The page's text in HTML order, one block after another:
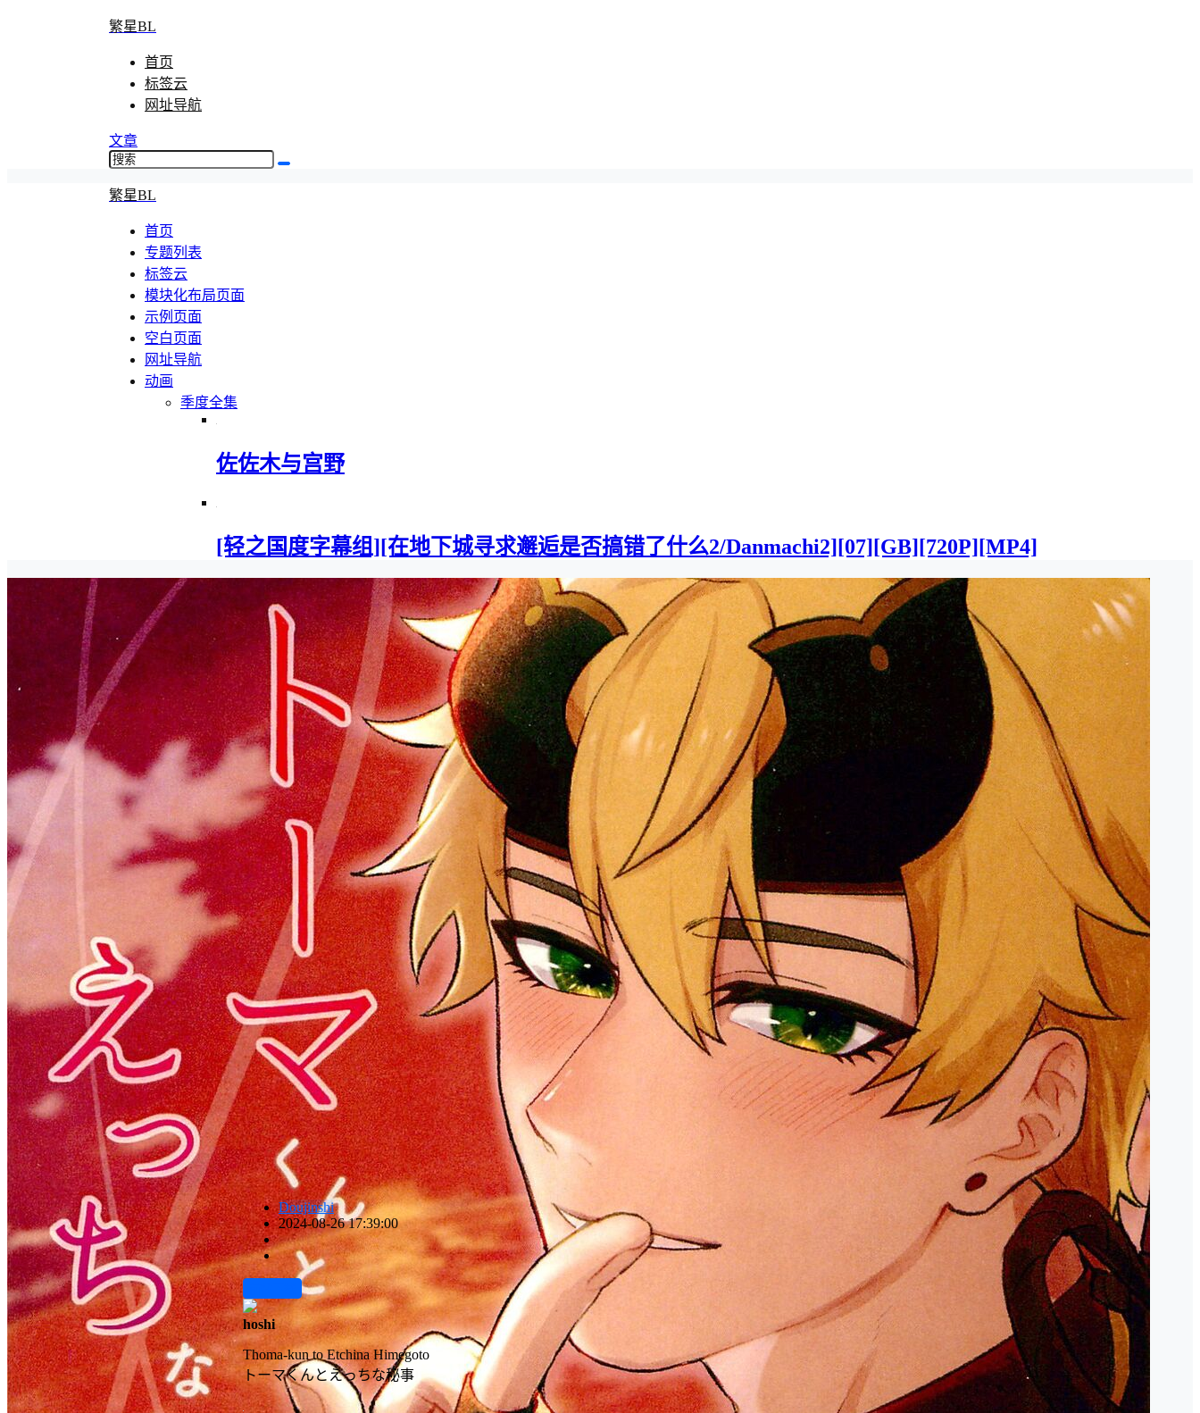
繁星BL
首页
标签云
网址导航
文章
繁星BL
首页
专题列表
标签云
模块化布局页面
示例页面
空白页面
网址导航
动画
季度全集
佐佐木与宫野
[轻之国度字幕组][在地下城寻求邂逅是否搞错了什么2/Danmachi2][07][GB][720P][MP4]
Doujinshi
2024-08-26 17:39:00
hoshi
Thoma-kun to Etchina Himegoto
トーマくんとえっちな秘事